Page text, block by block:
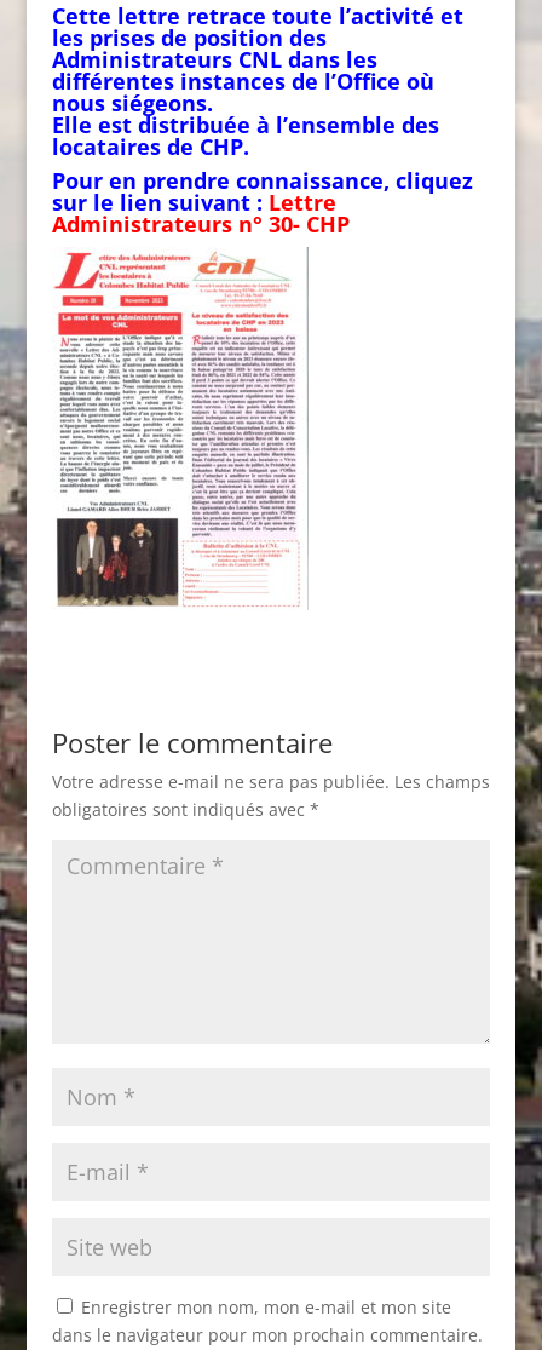
Cette lettre retrace toute l’activité et
les prises de position des
Administrateurs CNL dans les
différentes instances de l’Office où
nous siégeons.
Elle est distribuée à l’ensemble des
locataires de CHP.
Pour en prendre connaissance, cliquez
sur le lien suivant : Lettre
Administrateurs n° 30- CHP
Poster le commentaire
Votre adresse e-mail ne sera pas publiée. Les champs
obligatoires sont indiqués avec *
Enregistrer mon nom, mon e-mail et mon site
dans le navigateur pour mon prochain commentaire.